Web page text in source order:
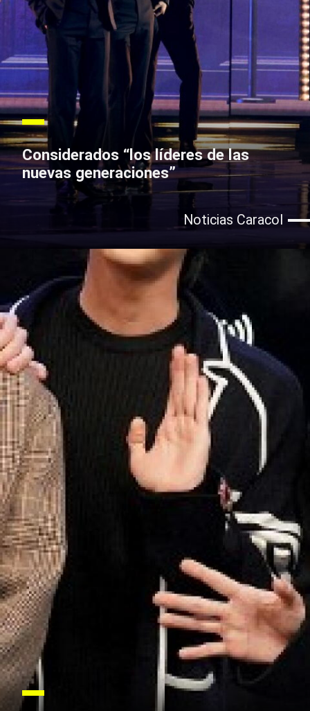
Considerados “los líderes de las
nuevas generaciones”
Noticias Caracol